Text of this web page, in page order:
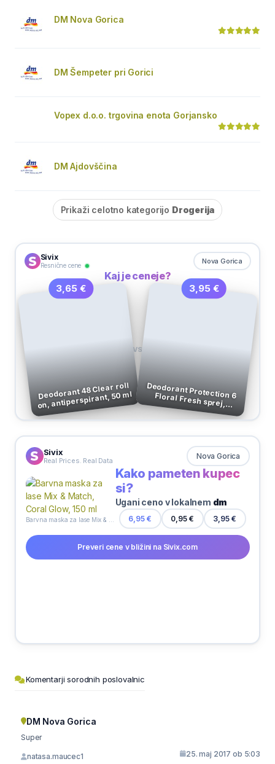
DM Nova Gorica
DM Šempeter pri Gorici
Vopex d.o.o. trgovina enota Gorjansko
DM Ajdovščina
Prikaži celotno kategorijo Drogerija
Sivix
Resnične cene
Nova Gorica
Kaj je ceneje?
3,65 €
Deodorant 48 Clear roll
on, antiperspirant, 50 ml
VS
3,95 €
Deodorant Protection 6 Floral Fresh sprej, Garnier, 150 ml
Sivix
Real Prices. Real Data Nova Gorica
Kako pameten kupec
si?
Ugani ceno v lokalnem dm
6,95 € 0,95 € 3,95 €
Preveri cene v bližini na Sivix.com
Komentarji sorodnih poslovalnic
DM Nova Gorica
Super
natasa.maucec1 25. maj 2017 ob 5:03